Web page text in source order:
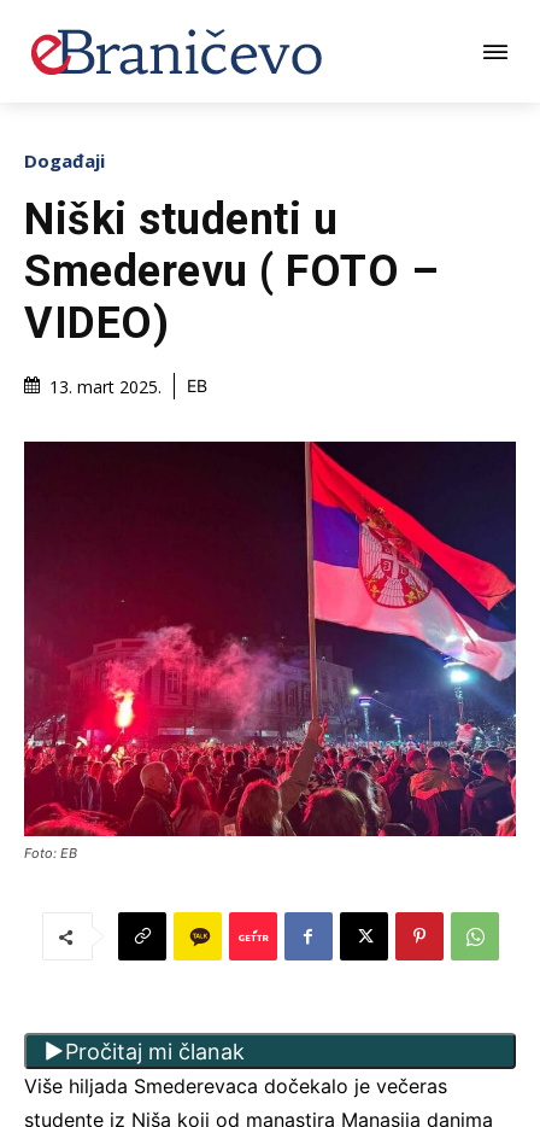
Događaji
Niški studenti u
Smederevu ( FOTO –
VIDEO)
13. mart 2025. EB
Foto: EB
Pročitaj mi članak
Više hiljada Smederevaca dočekalo je večeras
studente iz Niša koji od manastira Manasija danima